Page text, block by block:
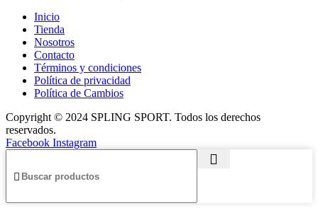
Inicio
Tienda
Nosotros
Contacto
Términos y condiciones
Política de privacidad
Política de Cambios
Copyright © 2024 SPLING SPORT. Todos los derechos
reservados.
Facebook Instagram